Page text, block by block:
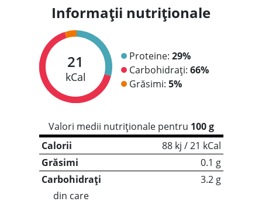
Informații nutriționale
21
kCal
Proteine: 29%
Carbohidrați: 66%
Grăsimi: 5%
Valori medii nutriționale pentru 100 g
Calorii
88 kj / 21 kCal
Grăsimi
0.1 g
Carbohidrați
3.2 g
din care